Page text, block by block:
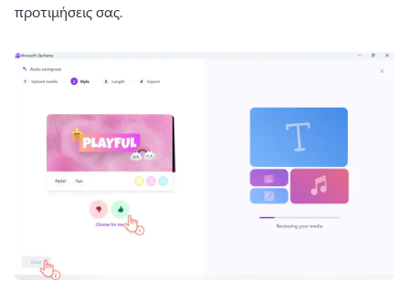
προτιμήσεις σας.